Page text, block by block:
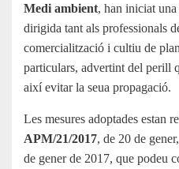
Medi ambient, han iniciat
dirigida tant als professionals
comercialització i cultiu de
particulars, advertint del perill
així evitar la seua propagació.
Les mesures adoptades estan
APM/21/2017, de 20 de
de gener de 2017, que podeu